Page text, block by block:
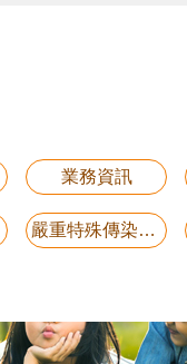
業務資訊
嚴重特殊傳染性肺炎防疫專區